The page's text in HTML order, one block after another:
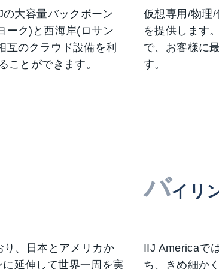
大容量バックボーン
ーク)と西海岸(ロサン
互のクラウド設備を利
ことができます。
仮想専用/物理
を提供します
で、お客様に
す。
、日本とアメリカか
延伸して世界一周を実
バイリ
IIJ Americaで
ち、きめ細か